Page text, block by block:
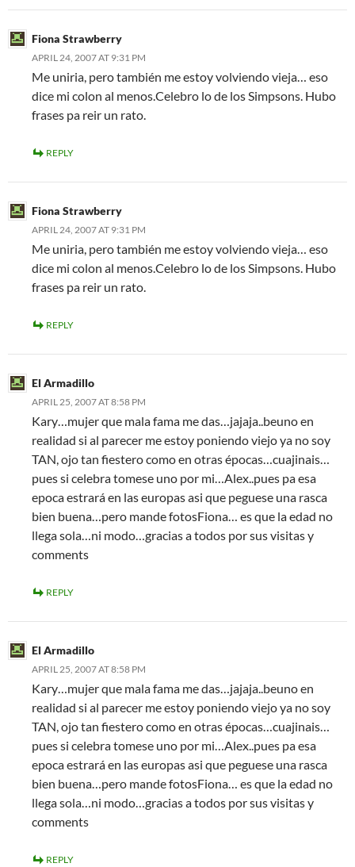
Fiona Strawberry
APRIL 24, 2007 AT 9:31 PM
Me uniria, pero también me estoy volviendo vieja… eso
dice mi colon al menos.Celebro lo de los Simpsons. Hubo
frases pa reir un rato.
REPLY
Fiona Strawberry
APRIL 24, 2007 AT 9:31 PM
Me uniria, pero también me estoy volviendo vieja… eso
dice mi colon al menos.Celebro lo de los Simpsons. Hubo
frases pa reir un rato.
REPLY
El Armadillo
APRIL 25, 2007 AT 8:58 PM
Kary…mujer que mala fama me das…jajaja..beuno en
realidad si al parecer me estoy poniendo viejo ya no soy
TAN, ojo tan fiestero como en otras épocas…cuajinais…
pues si celebra tomese uno por mi…Alex..pues pa esa
epoca estrará en las europas asi que peguese una rasca
bien buena…pero mande fotosFiona… es que la edad no
llega sola…ni modo…gracias a todos por sus visitas y
comments
REPLY
El Armadillo
APRIL 25, 2007 AT 8:58 PM
Kary…mujer que mala fama me das…jajaja..beuno en
realidad si al parecer me estoy poniendo viejo ya no soy
TAN, ojo tan fiestero como en otras épocas…cuajinais…
pues si celebra tomese uno por mi…Alex..pues pa esa
epoca estrará en las europas asi que peguese una rasca
bien buena…pero mande fotosFiona… es que la edad no
llega sola…ni modo…gracias a todos por sus visitas y
comments
REPLY